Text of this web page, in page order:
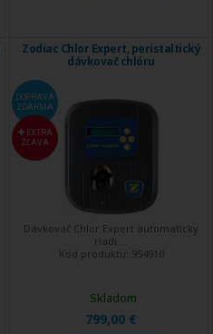
Zodiac Chlor Expert, peristaltický
dávkovač chlóru
DOPRAVA
ZDARMA
EXTRA
ZĽAVA
Dávkovač Chlor Expert automaticky
riadi ...
Kód produktu: 954910
799,00 €
Skladom